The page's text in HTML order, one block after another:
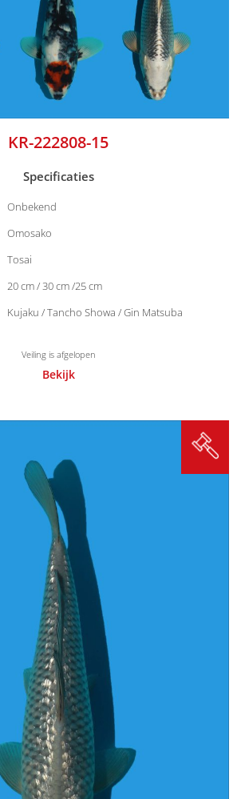
KR-222808-15
Specificaties
Onbekend
Omosako
Tosai
20 cm / 30 cm /25 cm
Kujaku / Tancho Showa / Gin Matsuba
Veiling is afgelopen
Bekijk